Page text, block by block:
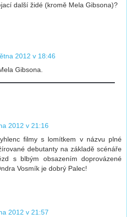
další židé (kromě Mela Gibsona)?
2012 v 18:46
Gibsona.
2012 v 21:16
filmy s lomítkem v názvu plné
debutanty na základě scénáře
s blbým obsazením doprovázené
Vosmík je dobrý Palec!
2012 v 21:57